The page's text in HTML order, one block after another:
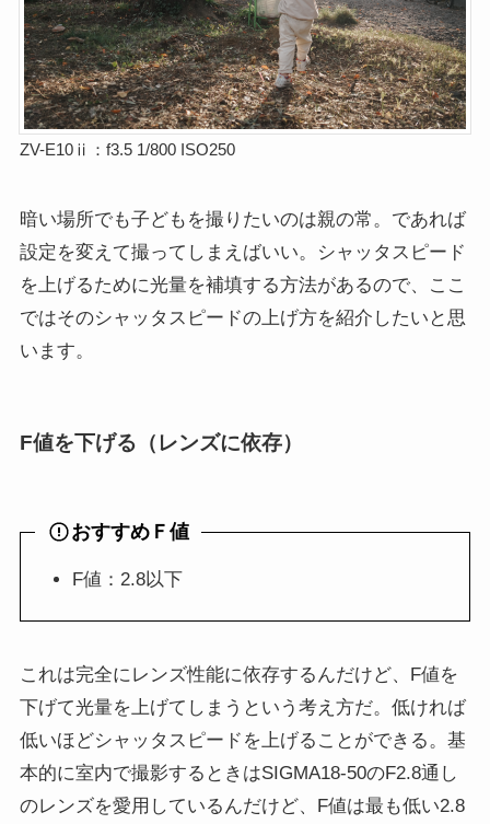
ZV-E10ⅱ：f3.5 1/800 ISO250
暗い場所でも子どもを撮りたいのは親の常。であれば
設定を変えて撮ってしまえばいい。シャッタスピード
を上げるために光量を補填する方法があるので、ここ
ではそのシャッタスピードの上げ方を紹介したいと思
います。
F値を下げる（レンズに依存）
おすすめＦ値
F値：2.8以下
これは完全にレンズ性能に依存するんだけど、F値を
下げて光量を上げてしまうという考え方だ。低ければ
低いほどシャッタスピードを上げることができる。基
本的に室内で撮影するときはSIGMA18-50のF2.8通し
のレンズを愛用しているんだけど、F値は最も低い2.8